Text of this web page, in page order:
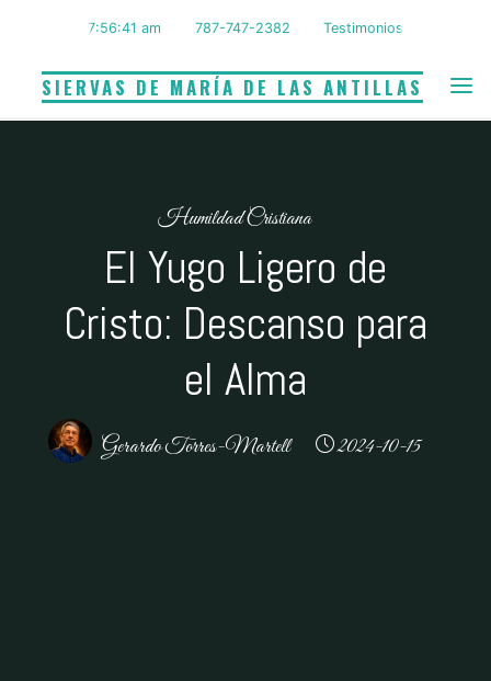
contenidoSIERVAS DE MARÍA DE LAS ANTILLAS
7:56:42 am 787-747-2382 Testimonios
Humildad Cristiana
El Yugo Ligero de
Cristo: Descanso para
el Alma
Gerardo Torres-Martell 2024-10-15